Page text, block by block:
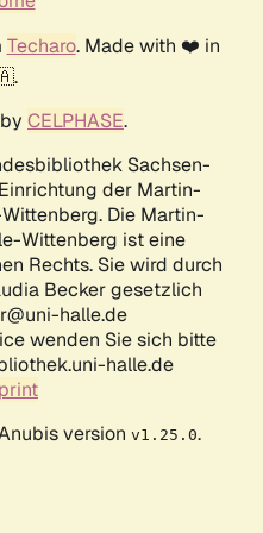
Techaro. Made with ❤️ in
CELPHASE.
Sachsen-
der Martin-
Die Martin-
Wittenberg ist eine
Rechts. Sie wird durch
Becker gesetzlich
halle.de
wenden Sie sich bitte
halle.de
version v1.25.0.